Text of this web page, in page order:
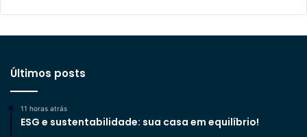
Últimos posts
11 horas atrás
ESG e sustentabilidade: sua casa em equilíbrio!